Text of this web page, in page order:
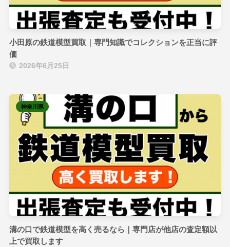
小田原の鉄道模型買取｜専門知識でコレクションを正当に評
価
2026年6月25日
溝の口で鉄道模型を高く売るなら｜専門店が他店の査定額以
上で買取します
神奈川県